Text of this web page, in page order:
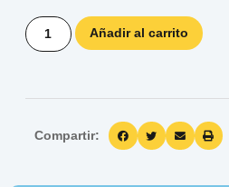
Añadir al carrito
Compartir: